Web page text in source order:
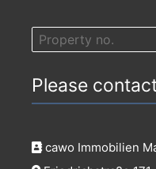
Please
cawo Immobilien